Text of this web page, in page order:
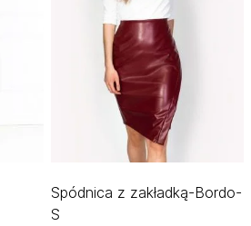
Spódnica z zakładką-Bordo-
S